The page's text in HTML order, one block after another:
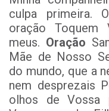
culpa primeira.
oração Toquem
meus. Oração
Mãe de Nosso
do mundo, que a
nem desprezais
olhos de Vossa